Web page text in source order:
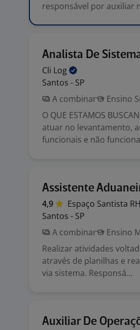
responsável por auxiliar
Analista De
Cli Log
Santos - SP
A combinar
Ensino
O QUE ESTAMOS
atuar no levantamento,
funcionais e não
Assistente
4,9 Espaço Santista RH
Santos - SP
A combinar
Ensino
Realizar atividades
através de planilhas e
via sistema. Responsá...
Auxiliar De